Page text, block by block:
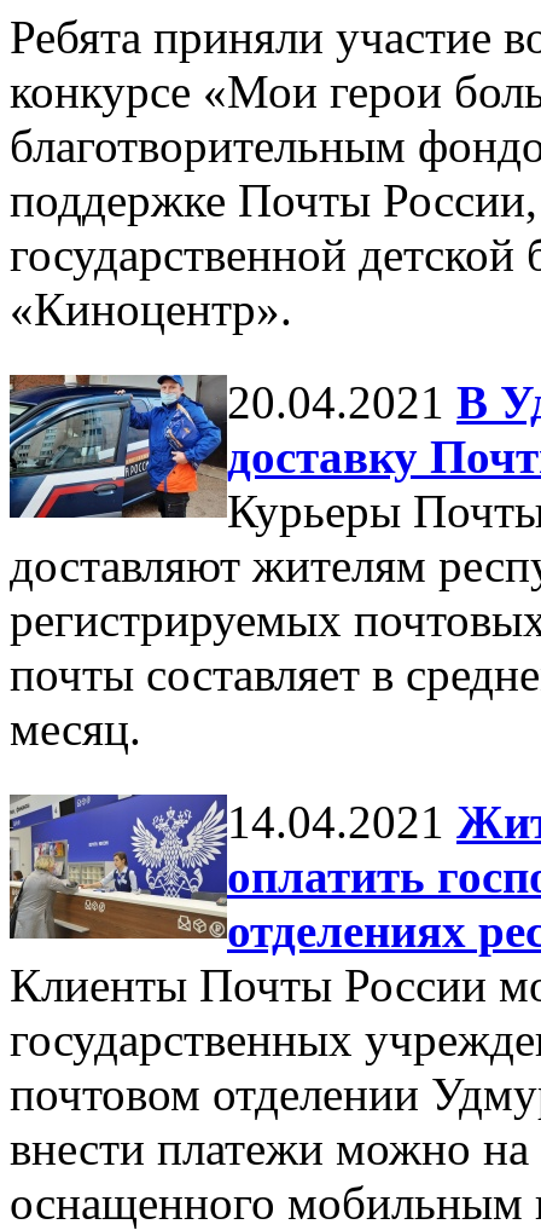
Ребята приняли участие
конкурсе «Мои герои
благотворительным
поддержке Почты
государственной
«Киноцентр».
20.04.2021 В
доставку
Курьеры
доставляют жителям
регистрируемых
почты составляет в
месяц.
14.04.2021
оплатить
отделениях
Клиенты Почты России
государственных
почтовом отделении
внести платежи можно
оснащенного мобильным